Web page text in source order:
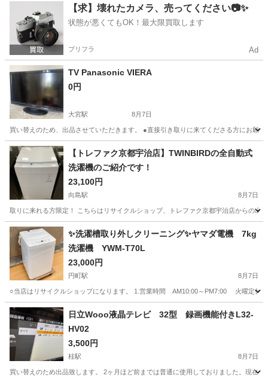
向島駅 生活家電 トレファク
【求】壊れたカメラ、売ってください📷✨
状態が悪くてもOK！最大限買取します
プリフラ Ad
TV Panasonic VIERA
0円
大宮駅 8月7日
買い替えのため、出品させていただきます。 ●直接引き取りに来てくださる方にお願
京都 京都市 大宮駅 テレビ
【トレファク京都宇治店】TWINBIRDの全自動式
洗濯機のご紹介です！
23,100円
向島駅 8月7日
取りに来れる方限定！ こちらはリサイクルショップ、トレファク京都宇治店からの
京都 京都市 向島駅 生活家電 TWINBIRD
✨洗濯槽取り外しクリーニング✨ヤマダ電機 7kg
洗濯機 YWM-T70L
23,000円
円町駅 8月7日
○当店はリサイクルショップになります。 1.営業時間 AM10:00～PM7:00 火曜定休
京都 京都市 円町駅 生活家電 ヤマダ電機
日立Wooo液晶テレビ 32型 録画機能付きL32-
HV02
3,500円
桂駅 8月7日
買い替えのため出品致します。 2ヶ月ほど前までは普通に使用しておりました。現在